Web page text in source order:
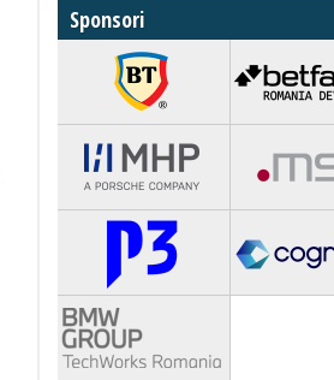
Sponsori